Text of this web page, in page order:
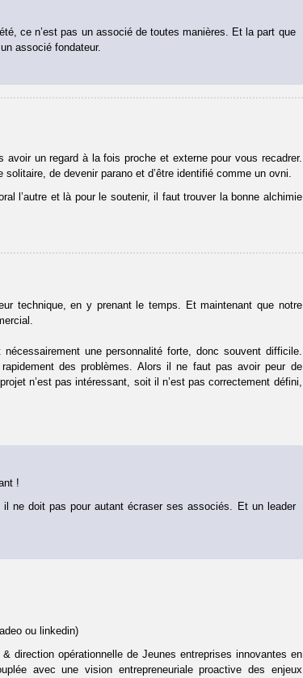
ce n’est pas un associé de toutes manières. Et la part que
associé fondateur.
avoir un regard à la fois proche et externe pour vous recadrer.
de devenir parano et d’être identifié comme un ovni.
l’autre et là pour le soutenir, il faut trouver la bonne alchimie
technique, en y prenant le temps. Et maintenant que notre
une personnalité forte, donc souvent difficile.
des problèmes. Alors il ne faut pas avoir peur de
n’est pas intéressant, soit il n’est pas correctement défini,
!
ne doit pas pour autant écraser ses associés. Et un leader
ou linkedin)
direction opérationnelle de Jeunes entreprises innovantes en
avec une vision entrepreneuriale proactive des enjeux